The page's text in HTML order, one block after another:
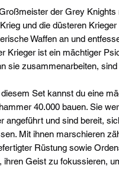
der Grey
und die düsteren
Waffen an und
Krieger ist ein mächtiger
sie zusammenarbeiten,
Set kannst du eine
40.000 bauen. Sie
angeführt und sind bereit,
Mit ihnen marschieren
Rüstung sowie
ihren Geist zu fokussieren,